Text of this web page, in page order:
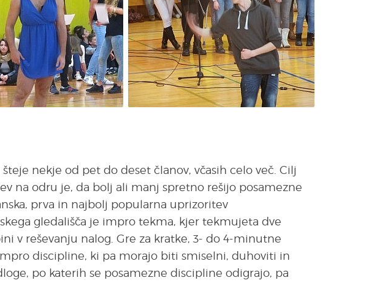
nekje od pet do deset članov, včasih celo več. Cilj
na odru je, da bolj ali manj spretno rešijo posamezne
prva in najbolj popularna uprizoritev
gledališča je impro tekma, kjer tekmujeta dve
v reševanju nalog. Gre za kratke, 3- do 4-minutne
discipline, ki pa morajo biti smiselni, duhoviti in
po katerih se posamezne discipline odigrajo, pa